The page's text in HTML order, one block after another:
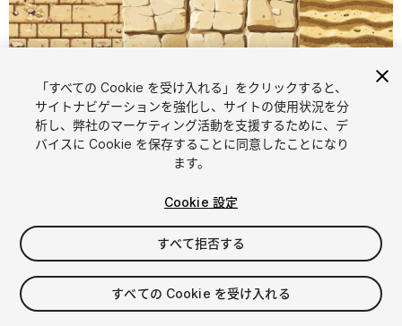
1 /6
$5.99
消費税は決済時に計算されます
「すべての Cookie を受け入れる」をクリックすると、
サイトナビゲーションを強化し、サイトの使用状況を分
析し、弊社のマーケティング活動を支援するために、デ
バイスに Cookie を保存することに同意したことになり
ます。
Cookie 設定
すべて拒否する
すべての Cookie を受け入れる